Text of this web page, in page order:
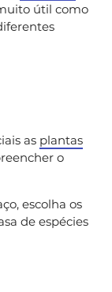
útil como
as plantas
o
escolha os
de espécies